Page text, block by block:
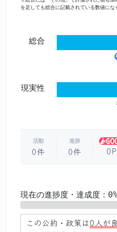
を足しても総合に記載されている数値にな
総合
現実性
活動
0件
進捗
0件 0P
現在の進捗度・達成度：
この公約・政策は0人が